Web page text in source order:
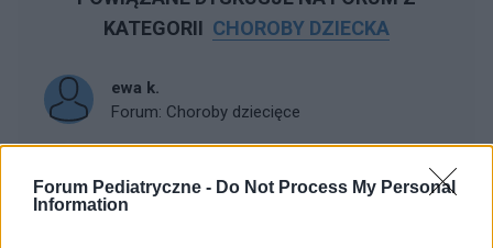
Forum Pediatryczne - Do Not Process My Personal
Information
KATEGORII CHOROBY DZIECKA
ewa k.
Forum: Choroby dziecięce
Po usunięciu trzeciego migdałka
Dzień dobry, szukam po forach i fejsbuku pomocy bo